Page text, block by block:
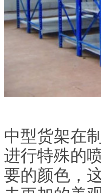
中型货架在
进行特殊的
要的颜色，